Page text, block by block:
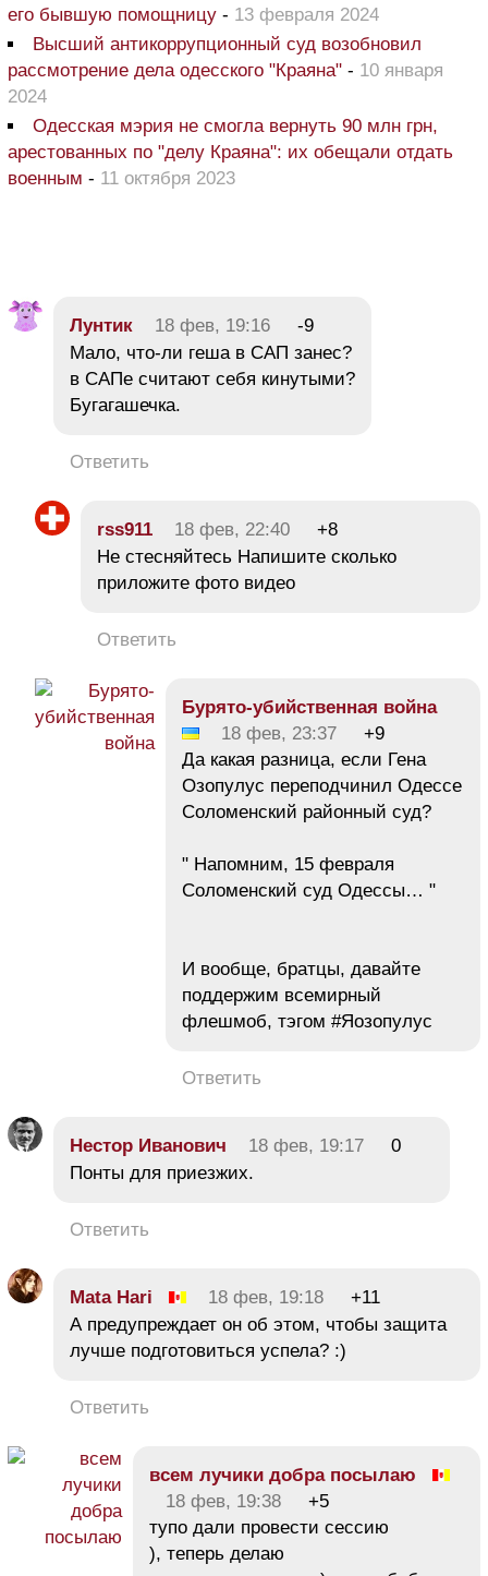
его бывшую помощницу - 13 февраля 2024
Высший антикоррупционный суд возобновил
рассмотрение дела одесского "Краяна" - 10 января
2024
Одесская мэрия не смогла вернуть 90 млн грн,
арестованных по "делу Краяна": их обещали отдать
военным - 11 октября 2023
Лyнтик 18 фев, 19:16
-9
Мало, что-ли геша в САП занес?
в САПе считают себя кинутыми?
Бугагашечка.
Ответить
rss911 18 фев, 22:40
+8
Не стесняйтесь Напишите сколько
приложите фото видео
Ответить
Бурято-убийственная война
18 фев, 23:37
+9
Да какая разница, если Гена
Озопулус переподчинил Одессе
Соломенский районный суд?
" Напомним, 15 февраля
Соломенский суд Одессы… "
И вообще, братцы, давайте
поддержим всемирный
флешмоб, тэгом #Яозопулус
Ответить
Нестор Иванович 18 фев, 19:17
0
Понты для приезжих.
Ответить
Mata Hari 18 фев, 19:18
+11
А предупреждает он об этом, чтобы защита
лучше подготовиться успела? :)
Ответить
всем лучики добра посылаю
18 фев, 19:38
+5
тупо дали провести сессию
), теперь делаю